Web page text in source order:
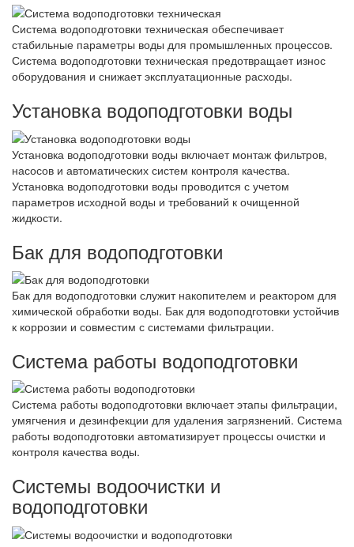
Система водоподготовки техническая обеспечивает
стабильные параметры воды для промышленных процессов.
Система водоподготовки техническая предотвращает износ
оборудования и снижает эксплуатационные расходы.
Установка водоподготовки воды
Установка водоподготовки воды включает монтаж фильтров,
насосов и автоматических систем контроля качества.
Установка водоподготовки воды проводится с учетом
параметров исходной воды и требований к очищенной
жидкости.
Бак для водоподготовки
Бак для водоподготовки служит накопителем и реактором для
химической обработки воды. Бак для водоподготовки устойчив
к коррозии и совместим с системами фильтрации.
Система работы водоподготовки
Система работы водоподготовки включает этапы фильтрации,
умягчения и дезинфекции для удаления загрязнений. Система
работы водоподготовки автоматизирует процессы очистки и
контроля качества воды.
Системы водоочистки и
водоподготовки